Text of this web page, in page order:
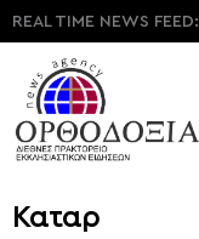
REAL TIME NEWS FEED:
Καταρ